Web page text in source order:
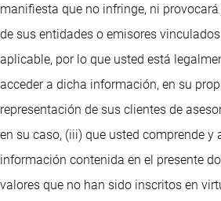
manifiesta que no infringe, ni
de sus entidades o emisores
aplicable, por lo que usted está
acceder a dicha información, en su
representación de sus clientes de
en su caso, (iii) que usted comprende y
información contenida en el presente
valores que no han sido inscritos en